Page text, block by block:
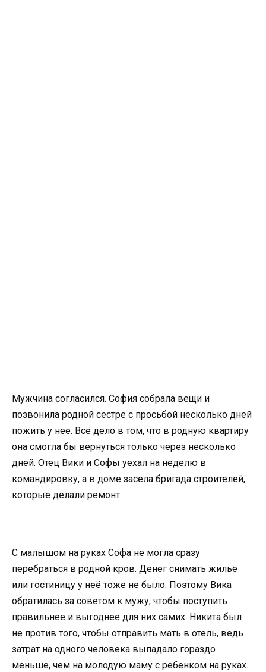
Мужчина согласился. София собрала вещи и
позвонила родной сестре с просьбой несколько дней
пожить у неё. Всё дело в том, что в родную квартиру
она смогла бы вернуться только через несколько
дней. Отец Вики и Софы уехал на неделю в
командировку, а в доме засела бригада строителей,
которые делали ремонт.
С малышом на руках Софа не могла сразу
перебраться в родной кров. Денег снимать жильё
или гостиницу у неё тоже не было. Поэтому Вика
обратилась за советом к мужу, чтобы поступить
правильнее и выгоднее для них самих. Никита был
не против того, чтобы отправить мать в отель, ведь
затрат на одного человека выпадало гораздо
меньше, чем на молодую маму с ребенком на руках.